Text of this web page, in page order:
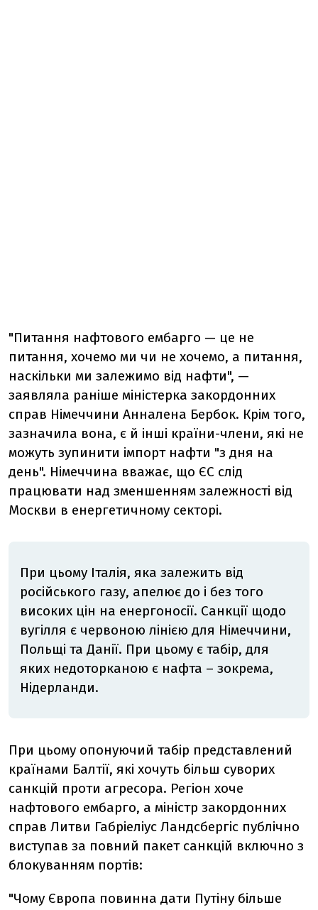
"Питання нафтового ембарго — це не
питання, хочемо ми чи не хочемо, а питання,
наскільки ми залежимо від нафти", —
заявляла раніше міністерка закордонних
справ Німеччини Анналена Бербок. Крім того,
зазначила вона, є й інші країни-члени, які не
можуть зупинити імпорт нафти "з дня на
день". Німеччина вважає, що ЄС слід
працювати над зменшенням залежності від
Москви в енергетичному секторі.
При цьому Італія, яка залежить від
російського газу, апелює до і без того
високих цін на енергоносії. Санкції щодо
вугілля є червоною лінією для Німеччини,
Польщі та Данії. При цьому є табір, для
яких недоторканою є нафта – зокрема,
Нідерланди.
При цьому опонуючий табір представлений
країнами Балтії, які хочуть більш суворих
санкцій проти агресора. Регіон хоче
нафтового ембарго, а міністр закордонних
справ Литви Габріеліус Ландсбергіс публічно
виступав за повний пакет санкцій включно з
блокуванням портів:
"Чому Європа повинна дати Путіну більше